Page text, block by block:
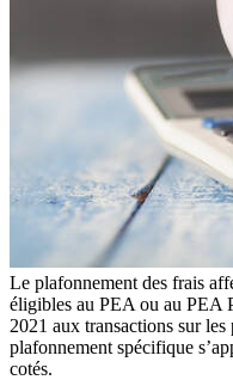
Le plafonnement des frais
éligibles au PEA ou au PEA
2021 aux transactions sur
plafonnement spécifique
cotés.